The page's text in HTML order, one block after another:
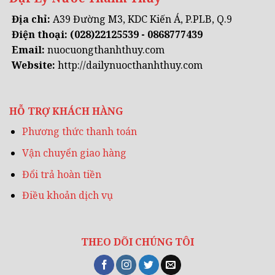
Địa chỉ: A39 Đường M3, KDC Kiến Á, P.PLB, Q.9
Điện thoại: (028)22125539 - 0868777439
Email: nuocuongthanhthuy.com
Website: http://dailynuocthanhthuy.com
HỖ TRỢ KHÁCH HÀNG
Phương thức thanh toán
Vận chuyển giao hàng
Đổi trả hoàn tiền
Điều khoản dịch vụ
THEO DÕI CHÚNG TÔI